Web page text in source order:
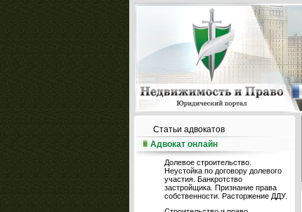
Статьи адвокатов
Адвокат онлайн
Долевое строительство.
Неустойка по договору долевого
участия. Банкротство
застройщика. Признание права
собственности. Расторжение ДДУ.